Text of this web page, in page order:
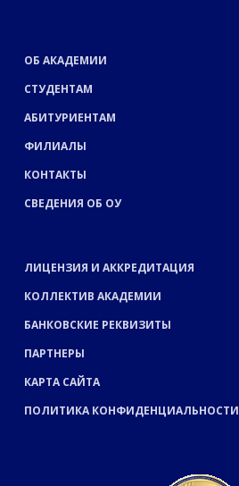
ОБ АКАДЕМИИ
СТУДЕНТАМ
АБИТУРИЕНТАМ
ФИЛИАЛЫ
КОНТАКТЫ
СВЕДЕНИЯ ОБ ОУ
ЛИЦЕНЗИЯ И АККРЕДИТАЦИЯ
КОЛЛЕКТИВ АКАДЕМИИ
БАНКОВСКИЕ РЕКВИЗИТЫ
ПАРТНЕРЫ
КАРТА САЙТА
ПОЛИТИКА КОНФИДЕНЦИАЛЬНОСТИ